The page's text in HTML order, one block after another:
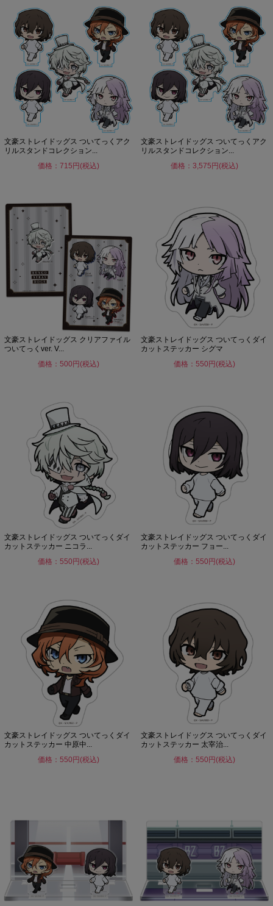
文豪ストレイドッグス ついてっくアク
リルスタンドコレクション...
価格：715円(税込)
文豪ストレイドッグス ついてっくアク
リルスタンドコレクション...
価格：3,575円(税込)
文豪ストレイドッグス クリアファイル
ついてっくver. V...
価格：500円(税込)
文豪ストレイドッグス ついてっくダイ
カットステッカー シグマ
価格：550円(税込)
文豪ストレイドッグス ついてっくダイ
カットステッカー ニコラ...
価格：550円(税込)
文豪ストレイドッグス ついてっくダイ
カットステッカー フョー...
価格：550円(税込)
文豪ストレイドッグス ついてっくダイ
カットステッカー 中原中...
価格：550円(税込)
文豪ストレイドッグス ついてっくダイ
カットステッカー 太宰治...
価格：550円(税込)